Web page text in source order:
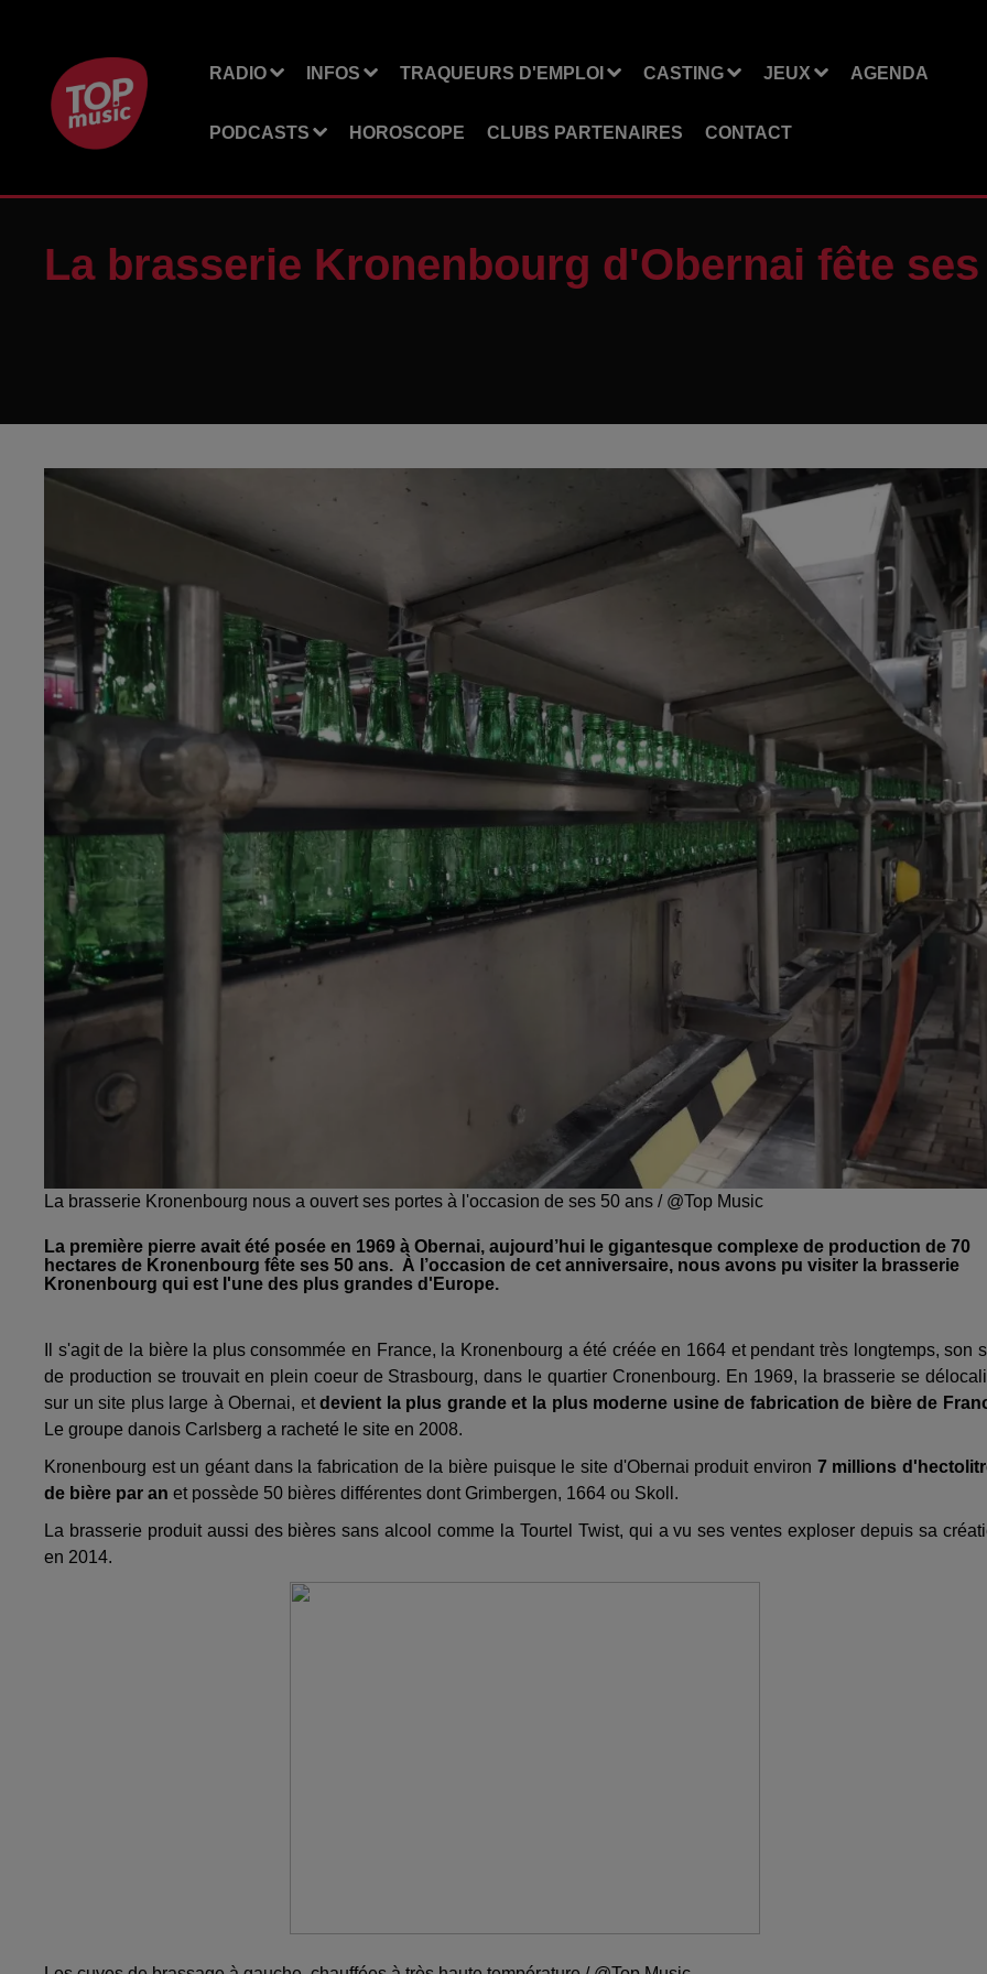
RADIO INFOS TRAQUEURS D'EMPLOI CASTING JEUX AGENDA
PODCASTS HOROSCOPE CLUBS PARTENAIRES CONTACT
La brasserie Kronenbourg d'Obernai fête ses
La brasserie Kronenbourg nous a ouvert ses portes à l'occasion de ses 50 ans / @Top Music
La première pierre avait été posée en 1969 à Obernai, aujourd’hui le gigantesque complexe de production de 70
hectares de Kronenbourg fête ses 50 ans. À l’occasion de cet anniversaire, nous avons pu visiter la brasserie
Kronenbourg qui est l'une des plus grandes d'Europe.
Il s'agit de la bière la plus consommée en France, la Kronenbourg a été créée en 1664 et pendant très longtemps, son
de production se trouvait en plein coeur de Strasbourg, dans le quartier Cronenbourg. En 1969, la brasserie se
sur un site plus large à Obernai, etdevient la plus grande et la plus moderne usine de fabrication de bière de
Le groupe danois Carlsberg a racheté le site en 2008.
Kronenbourg est un géant dans la fabrication de la bière puisque le site d'Obernai produit environ 7 millions
de bière par an et possède 50 bières différentes dont Grimbergen, 1664 ou Skoll.
La brasserie produit aussi des bières sans alcool comme la Tourtel Twist, qui a vu ses ventes exploser depuis sa
en 2014.